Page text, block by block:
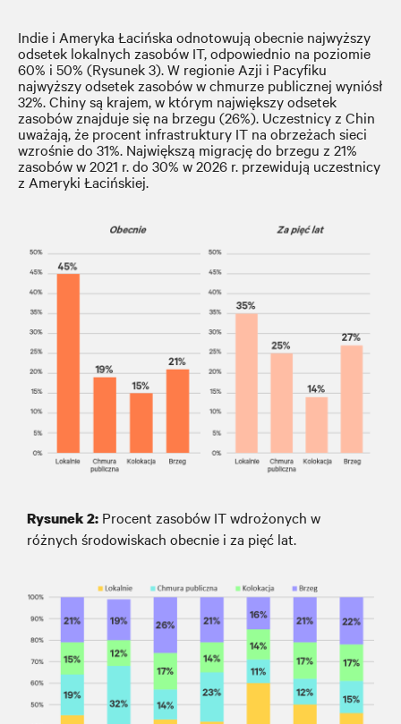
Indie i Ameryka Łacińska odnotowują obecnie najwyższy
odsetek lokalnych zasobów IT, odpowiednio na poziomie
60% i 50% (Rysunek 3). W regionie Azji i Pacyfiku
najwyższy odsetek zasobów w chmurze publicznej wyniósł
32%. Chiny są krajem, w którym największy odsetek
zasobów znajduje się na brzegu (26%). Uczestnicy z Chin
uważają, że procent infrastruktury IT na obrzeżach sieci
wzrośnie do 31%. Największą migrację do brzegu z 21%
zasobów w 2021 r. do 30% w 2026 r. przewidują uczestnicy
z Ameryki Łacińskiej.
Rysunek2: Procent zasobów IT wdrożonych w
różnych środowiskach obecnie i za pięć lat.